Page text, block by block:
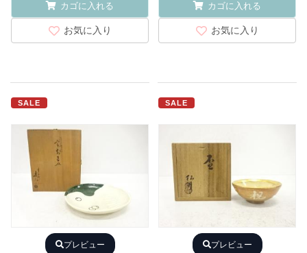
カゴに入れる
お気に入り
カゴに入れる
お気に入り
SALE
プレビュー
SALE
プレビュー